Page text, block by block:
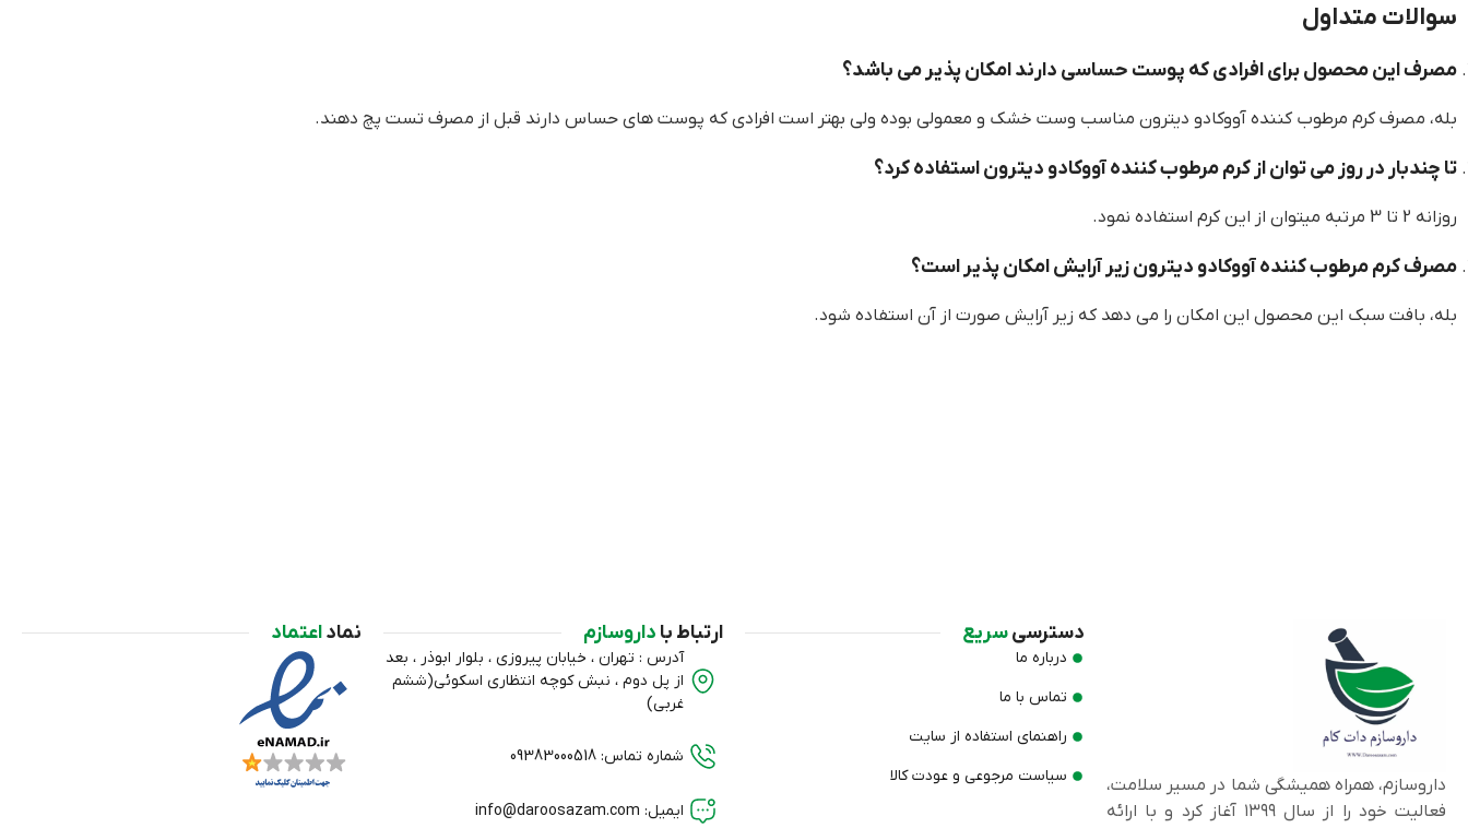
سوالات متداول
مصرف این محصول برای افرادی که پوست حساسی دارند امکان پذیر می باشد؟
بله، مصرف کرم مرطوب کننده آووکادو دیترون مناسب وست خشک و معمولی بوده ولی بهتر است افرادی که پوست های حساس دارند قبل از مصرف تست پچ دهند.
تا چندبار در روز می توان از کرم مرطوب کننده آووکادو دیترون استفاده کرد؟
روزانه 2 تا 3 مرتبه میتوان از این کرم استفاده نمود.
مصرف کرم مرطوب کننده آووکادو دیترون زیر آرایش امکان پذیر است؟
بله، بافت سبک این محصول این امکان را می دهد که زیر آرایش صورت از آن استفاده شود.
داروسازم، همراه همیشگی شما در مسیر سلامت،
فعالیت خود را از سال ۱۳۹۹ آغاز کرد و با ارائه
دسترسیسریع
درباره ما
تماس با ما
راهنمای استفاده از سایت
سیاست مرجوعی و عودت کالا
ارتباط با داروسازم
آدرس : تهران ، خیابان پیروزی ، بلوار ابوذر ، بعد
از پل دوم ، نبش کوچه انتظاري اسکوئی(ششم
غربی)
شماره تماس: 09383000518
ایمیل: info@daroosazam.com
نماداعتماد